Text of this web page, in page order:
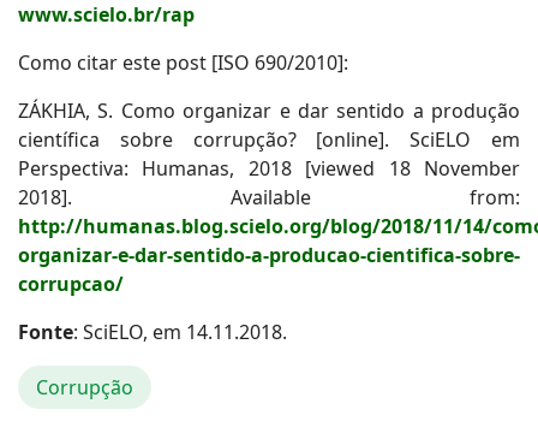
www.scielo.br/rap
Como citar este post [ISO 690/2010]:
ZÁKHIA, S. Como organizar e dar sentido a produção
científica sobre corrupção? [online]. SciELO em
Perspectiva: Humanas, 2018 [viewed 18 November
2018]. Available from:
http://humanas.blog.scielo.org/blog/2018/11/14/
organizar-e-dar-sentido-a-producao-cientifica-sobre-
corrupcao/
Fonte: SciELO, em 14.11.2018.
Corrupção